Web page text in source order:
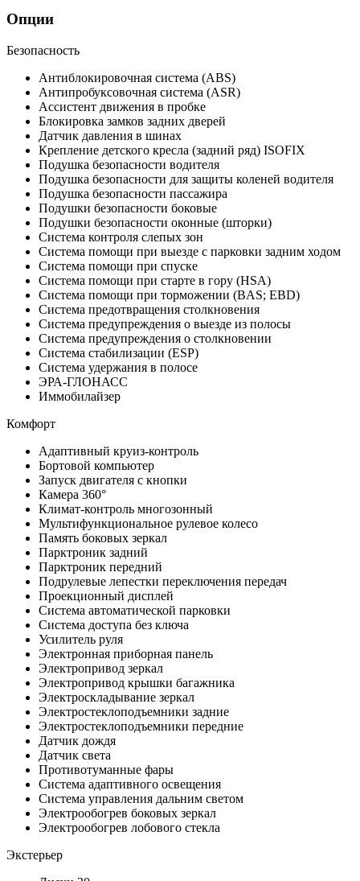
Опции
Безопасность
Антиблокировочная система (ABS)
Антипробуксовочная система (ASR)
Ассистент движения в пробке
Блокировка замков задних дверей
Датчик давления в шинах
Крепление детского кресла (задний ряд) ISOFIX
Подушка безопасности водителя
Подушка безопасности для защиты коленей водителя
Подушка безопасности пассажира
Подушки безопасности боковые
Подушки безопасности оконные (шторки)
Система контроля слепых зон
Система помощи при выезде с парковки задним ходом
Система помощи при спуске
Система помощи при старте в гору (HSA)
Система помощи при торможении (BAS; EBD)
Система предотвращения столкновения
Система предупреждения о выезде из полосы
Система предупреждения о столкновении
Система стабилизации (ESP)
Система удержания в полосе
ЭРА-ГЛОНАСС
Иммобилайзер
Комфорт
Адаптивный круиз-контроль
Бортовой компьютер
Запуск двигателя с кнопки
Камера 360°
Климат-контроль многозонный
Мультифункциональное рулевое колесо
Память боковых зеркал
Парктроник задний
Парктроник передний
Подрулевые лепестки переключения передач
Проекционный дисплей
Система автоматической парковки
Система доступа без ключа
Усилитель руля
Электронная приборная панель
Электропривод зеркал
Электропривод крышки багажника
Электроскладывание зеркал
Электростеклоподъемники задние
Электростеклоподъемники передние
Датчик дождя
Датчик света
Противотуманные фары
Система адаптивного освещения
Система управления дальним светом
Электрообогрев боковых зеркал
Электрообогрев лобового стекла
Экстерьер